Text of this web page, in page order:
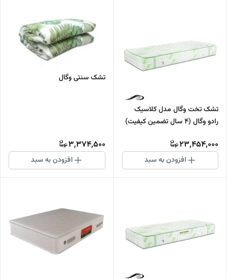
تشک تخت وگال مدل کلاسیک
رادو وگال (4 سال تضمین کیفیت)
23,454,000
افزودن به سبد
تشک سنتی وگال
3,374,500
افزودن به سبد